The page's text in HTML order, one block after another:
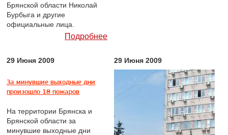
Брянской области Николай
Бурбыга и другие
официальные лица.
Подробнее
29 Июня 2009
За минувшие выходные дни
произошло 18 пожаров
На территории Брянска и
Брянской области за
минувшие выходные дни
29 Июня 2009